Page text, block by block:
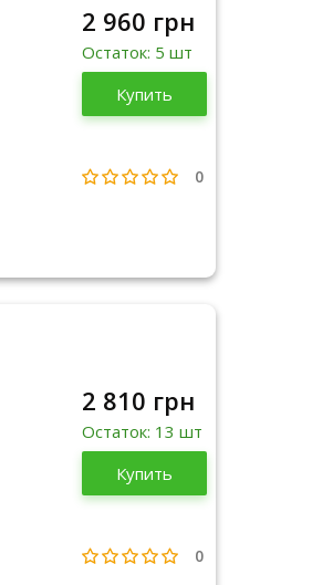
Китай
2025
2 960 грн
Остаток: 5 шт
Купить
0
Китай
2026
2 810 грн
Остаток: 13 шт
Купить
0